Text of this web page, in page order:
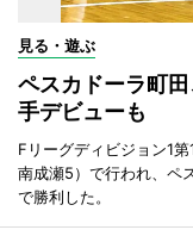
見る・遊ぶ
ペスカドーラ町
手デビューも
Fリーグディビジョン1
南成瀬5）で行われ、ペ
で勝利した。